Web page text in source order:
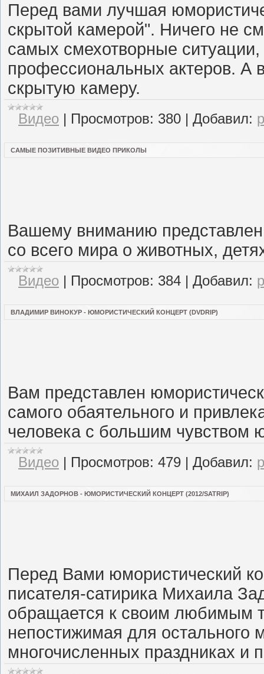
Перед вами лучшая
скрытой камерой". Ничего не
самых смехотворные
профессиональных актеров. А
скрытую камеру.
Видео | Просмотров: 380 | Добавил:
САМЫЕ ПОЗИТИВНЫЕ ВИДЕО ПРИКОЛЫ
Вашему вниманию
со всего мира о животных,
Видео | Просмотров: 384 | Добавил:
ВЛАДИМИР ВИНОКУР - ЮМОРИСТИЧЕСКИЙ КОНЦЕРТ (DVDRIP)
Вам представлен
самого обаятельного и
человека с большим чувством
Видео | Просмотров: 479 | Добавил:
МИХАИЛ ЗАДОРНОВ - ЮМОРИСТИЧЕСКИЙ КОНЦЕРТ (2012/SATRIP)
Перед Вами юмористический
писателя-сатирика Михаила
обращается к своим любимым
непостижимая для остального
многочисленных праздниках и